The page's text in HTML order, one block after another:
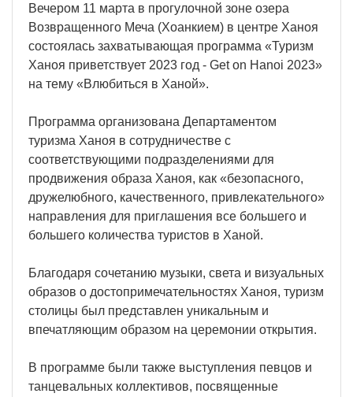
Вечером 11 марта в прогулочной зоне озера
Возвращенного Меча (Хоанкием) в центре Ханоя
состоялась захватывающая программа «Туризм
Ханоя приветствует 2023 год - Get on Hanoi 2023»
на тему «Влюбиться в Ханой».
Программа организована Департаментом
туризма Ханоя в сотрудничестве с
соответствующими подразделениями для
продвижения образа Ханоя, как «безопасного,
дружелюбного, качественного, привлекательного»
направления для приглашения все большего и
большего количества туристов в Ханой.
Благодаря сочетанию музыки, света и визуальных
образов о достопримечательностях Ханоя, туризм
столицы был представлен уникальным и
впечатляющим образом на церемонии открытия.
В программе были также выступления певцов и
танцевальных коллективов, посвященные